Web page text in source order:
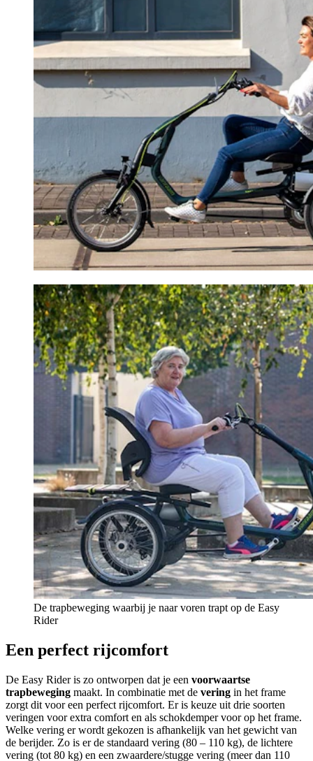
De trapbeweging waarbij je naar voren trapt op de Easy
Rider
Een perfect rijcomfort
De Easy Rider is zo ontworpen dat je een voorwaartse
trapbeweging maakt. In combinatie met de vering in het frame
zorgt dit voor een perfect rijcomfort. Er is keuze uit drie soorten
veringen voor extra comfort en als schokdemper voor op het frame.
Welke vering er wordt gekozen is afhankelijk van het gewicht van
de berijder. Zo is er de standaard vering (80 – 110 kg), de lichtere
vering (tot 80 kg) en een zwaardere/stugge vering (meer dan 110